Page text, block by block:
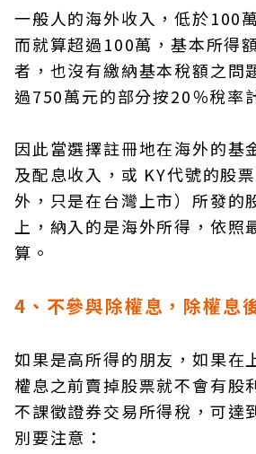
一般人的海外收入，低於100
而就算超過100萬，基本所得
者，也沒有繳納基本稅額之問
過750萬元的部分按20％稅率
因此當選擇註冊地在海外的基
及配息收入，或 KY代號的股
外，只是在台灣上市）所發的
上，納入的是海外所得，依照
算。
4、不參與除權息，除權息
如果是高所得的朋友，如果在
權息之前賣掉股票就不會有股
不課徵證券交易所得稅，可達
別要注意：